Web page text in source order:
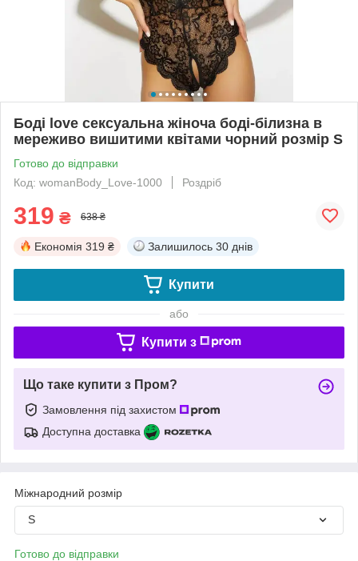
Боді love сексуальна жіноча боді-білизна в
мереживо вишитими квітами чорний розмір S
Готово до відправки
Код: womanBody_Love-1000
Роздріб
319 ₴ 638 ₴
Економія 319 ₴ Залишилось 30 днів
Купити
або
Купити з
Що таке купити з Пром?
Замовлення під захистом
Доступна доставка
Міжнародний розмір
S
Готово до відправки